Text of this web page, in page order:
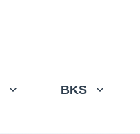
BKS